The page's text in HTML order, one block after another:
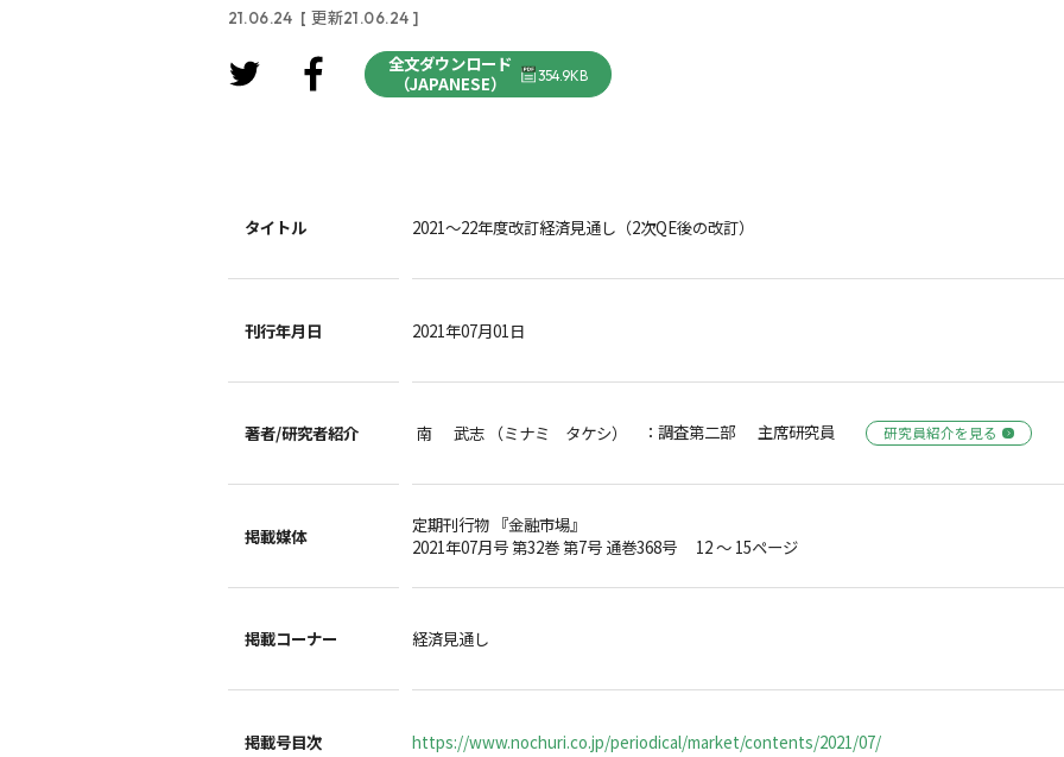
21.06.24 [ 更新21.06.24 ]
全文ダウンロード
（JAPANESE）
354.9KB
タイトル 2021～22年度改訂経済見通し（2次QE後の改訂）
刊行年月日 2021年07月01日
著者/研究者紹介 南 武志 （ミナミ タケシ） ：調査第二部 主席研究員 研究員紹介を見る
掲載媒体
定期刊行物 『金融市場』
2021年07月号 第32巻 第7号 通巻368号 12 ～ 15ページ
掲載コーナー 経済見通し
掲載号目次 https://www.nochuri.co.jp/periodical/market/contents/2021/07/